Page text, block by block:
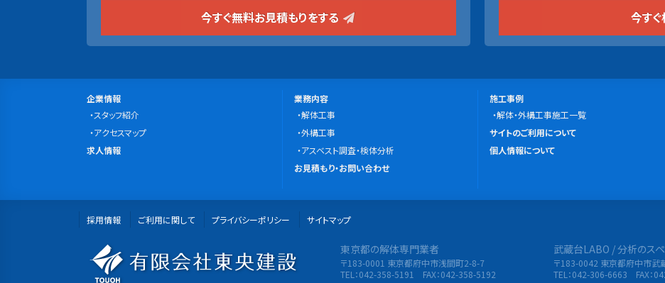
今すぐ無料お見積もりをする 今す
サ
イ
ト
会
社
案
内
企業情報
スタッフ紹介
アクセスマップ
求
報
求人情報
事
業
内
容
業務内容
解体工事
外構工事
アスベスト調査・検体分析
無
お
も
り・
お見積もり・お問い合わせ
施
工
事
例
施工事例
解体・外構工事施工一覧
こ
の
ト
て
サイトのご利用について
個人情報について
採用情報 ご利用に関して プライバシーポリシー サイトマップ
有限会社 東央建設
東京都の解体専門業者
〒183-0001 東京都府中市浅間町2-8-7
TEL：042-358-5191 FAX：042-358-5192
武蔵台LABO / 分析のスペ
〒183-0042 東京都府中市武
TEL：042-306-6663 FAX：